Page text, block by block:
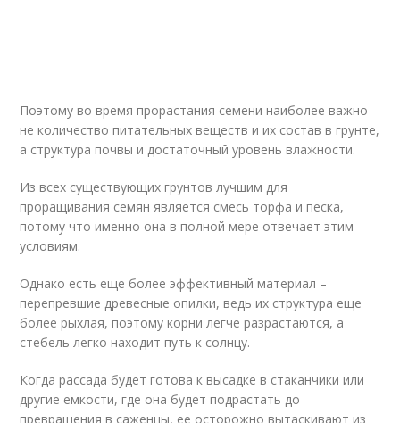
Поэтому во время прорастания семени наиболее важно
не количество питательных веществ и их состав в грунте,
а структура почвы и достаточный уровень влажности.
Из всех существующих грунтов лучшим для
проращивания семян является смесь торфа и песка,
потому что именно она в полной мере отвечает этим
условиям.
Однако есть еще более эффективный материал –
перепревшие древесные опилки, ведь их структура еще
более рыхлая, поэтому корни легче разрастаются, а
стебель легко находит путь к солнцу.
Когда рассада будет готова к высадке в стаканчики или
другие емкости, где она будет подрастать до
превращения в саженцы, ее осторожно вытаскивают из